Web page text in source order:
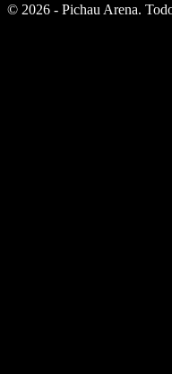
© 2026 - Pichau Arena.